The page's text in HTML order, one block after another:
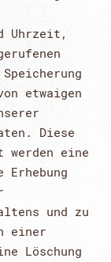
Uhrzeit,
etwaigen
Diese
werden eine
Erhebung
und zu
einer
Löschung